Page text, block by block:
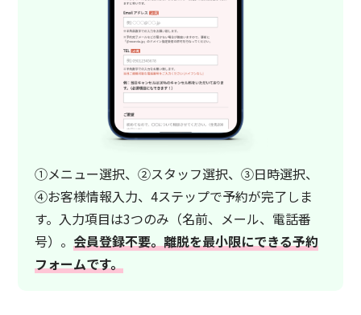
①メニュー選択、②スタッフ選択、③日時選択、
④お客様情報入力、4ステップで予約が完了しま
す。入力項目は3つのみ（名前、メール、電話番
号）。 会員登録不要。離脱を最小限にできる予約
フォームです。